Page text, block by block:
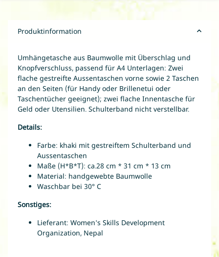
Produktinformation
Umhängetasche aus Baumwolle mit Überschlag und
Knopfverschluss, passend für A4 Unterlagen: Zwei
flache gestreifte Aussentaschen vorne sowie 2 Taschen
an den Seiten (für Handy oder Brillenetui oder
Taschentücher geeignet); zwei flache Innentasche für
Geld oder Utensilien. Schulterband nicht verstellbar.
Details:
Farbe: khaki mit gestreiftem Schulterband und
Aussentaschen
Maße (H*B*T): ca.28 cm * 31 cm * 13 cm
Material: handgewebte Baumwolle
Waschbar bei 30° C
Sonstiges:
Lieferant: Women's Skills Development
Organization, Nepal